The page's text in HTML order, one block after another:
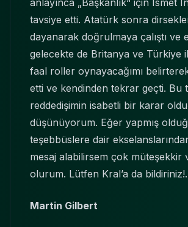
anlayınca „Başkanlık“ için Ismet
tavsiye etti. Atatürk sonra
dayanarak doğrulmaya çalıştı ve
gelecekte de Britanya ve Türkiye
faal roller oynayacağımı
etti ve kendinden tekrar geçti. Bu
reddedişimin isabetli bir karar
düşünüyorum. Eğer yapmış
teşebbüslere dair
mesaj alabilirsem çok müteşekkir
olurum. Lütfen Kral’a da
Martin Gilbert